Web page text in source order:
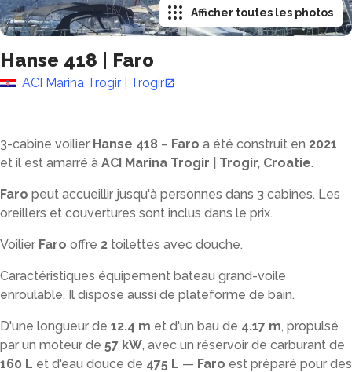
Hanse 418 Faro
ACI Marina Trogir | Trogir
Afficher toutes les photos
3-cabine voilier Hanse 418 – Faro a été construit en 2021
et il est amarré à ACI Marina Trogir | Trogir, Croatie.
Faro peut accueillir jusqu'à personnes dans 3 cabines. Les
oreillers et couvertures sont inclus dans le prix.
Voilier Faro offre 2 toilettes avec douche.
Caractéristiques équipement bateau grand-voile
enroulable. Il dispose aussi de plateforme de bain.
D'une longueur de 12.4 m et d'un bau de 4.17 m, propulsé
par un moteur de 57 kW, avec un réservoir de carburant de
160 L et d'eau douce de 475 L — Faro est préparé pour des